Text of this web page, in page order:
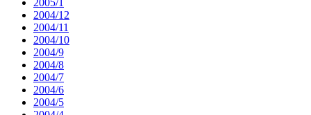
2004/12
2004/11
2004/10
2004/9
2004/8
2004/7
2004/6
2004/5